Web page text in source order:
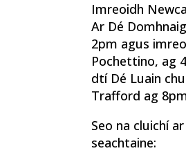
Imreoidh
Ar Dé
2pm agus
Pochettino, ag
dtí Dé Luain
Trafford ag
Seo na cluichí
seachtaine: